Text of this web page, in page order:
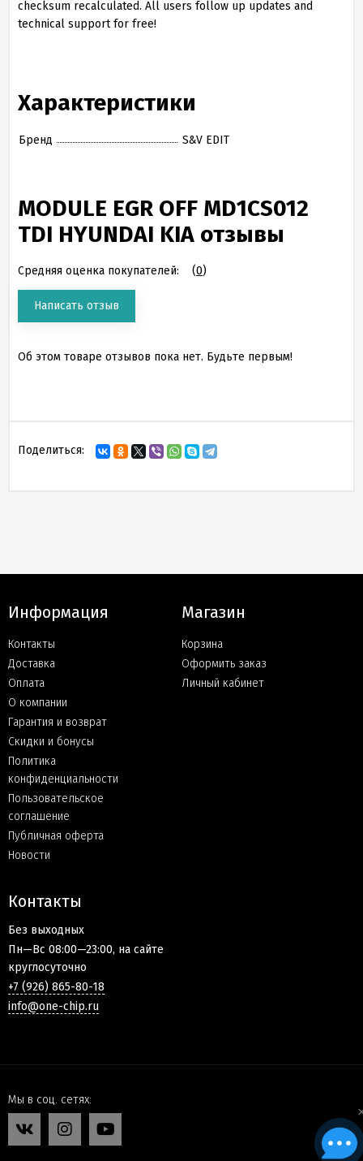
checksum recalculated. All users follow up updates and
technical support for free!
Характеристики
Бренд S&V EDIT
MODULE EGR OFF MD1CS012
TDI HYUNDAI KIA отзывы
Средняя оценка покупателей: (0)
Написать отзыв
Об этом товаре отзывов пока нет. Будьте первым!
Поделиться:
Информация
Контакты
Доставка
Оплата
О компании
Гарантия и возврат
Скидки и бонусы
Политика
конфиденциальности
Пользовательское
соглашение
Публичная оферта
Новости
Магазин
Корзина
Оформить заказ
Личный кабинет
Контакты
Без выходных
Пн—Вс 08:00—23:00, на сайте
круглосуточно
+7 (926) 865-80-18
info@one-chip.ru
Мы в соц. сетях